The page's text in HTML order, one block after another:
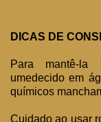
DICAS DE
Para mantê-la
umedecido em
químicos
Cuidado ao usar